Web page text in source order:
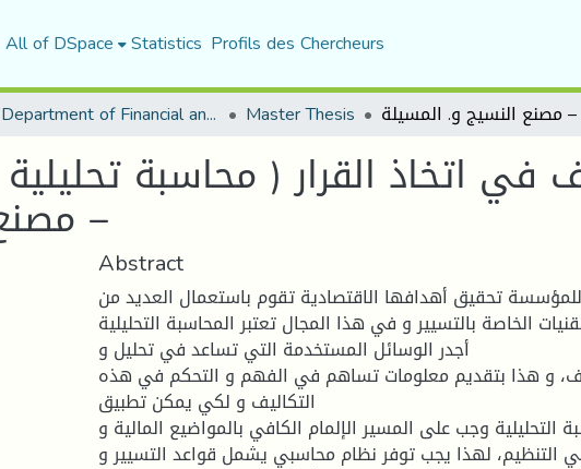
All of DSpace Statistics Profils des Chercheurs
Department of Financial and Accounting Sciences Master Thesis
في اتخاذ القرار ( محاسبة
–
Abstract
تحقيق أهدافها الاقتصادية تقوم باستعمال العديد من
الخاصة بالتسيير و في هذا المجال تعتبر المحاسبة التحليلية
أجدر الوسائل المستخدمة التي تساعد في تحليل و
و هذا بتقديم معلومات تساهم في الفهم و التحكم في هذه
التكاليف و لكي يمكن تطبيق
التحليلية وجب على المسير الإلمام الكافي بالمواضيع المالية و
التنظيم، لهذا يجب توفر نظام محاسبي يشمل قواعد التسيير و